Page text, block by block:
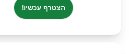
הצטרף עכשיו!